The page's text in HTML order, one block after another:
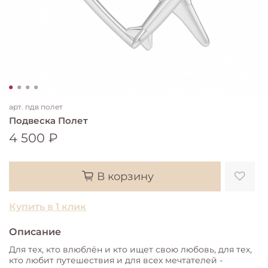
арт. пдв полет
Подвеска Полет
4 500 ₽
В корзину
Купить в 1 клик
Описание
Для тех, кто влюблён и кто ищет свою любовь, для тех,
кто любит путешествия и для всех мечтателей -